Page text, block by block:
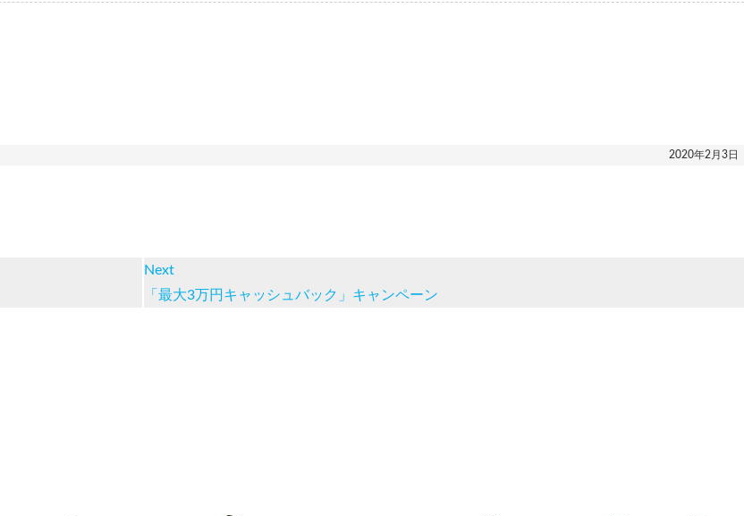
2020年2月3日
Next
「最大3万円キャッシュバック」キャンペーン